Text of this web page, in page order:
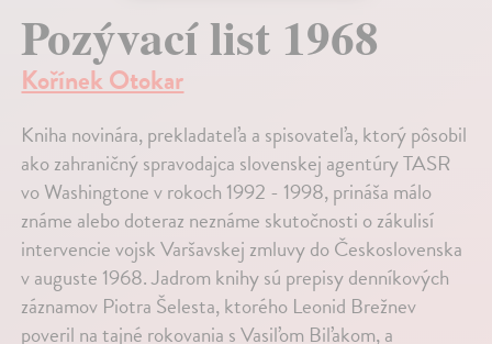
Pozývací list 1968
Kořínek Otokar
Kniha novinára, prekladateľa a spisovateľa, ktorý pôsobil
ako zahraničný spravodajca slovenskej agentúry TASR
vo Washingtone v rokoch 1992 - 1998, prináša málo
známe alebo doteraz neznáme skutočnosti o zákulisí
intervencie vojsk Varšavskej zmluvy do Československa
v auguste 1968. Jadrom knihy sú prepisy denníkových
záznamov Piotra Šelesta, ktorého Leonid Brežnev
poveril na tajné rokovania s Vasiľom Biľakom, a